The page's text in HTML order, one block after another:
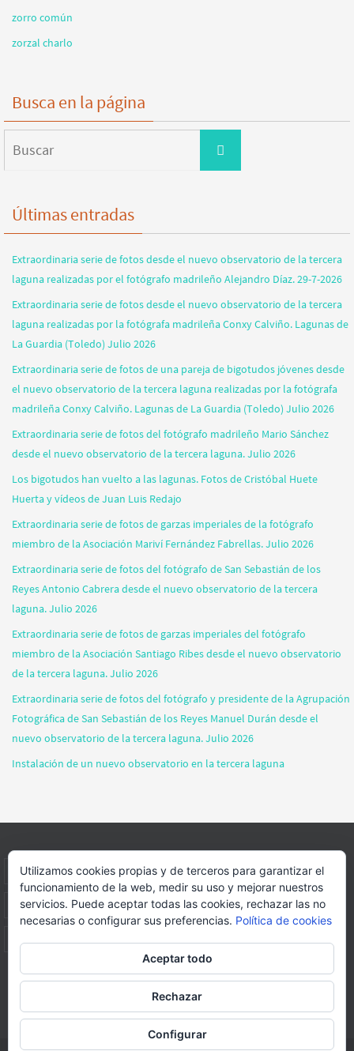
zorro común
zorzal charlo
Busca en la página
Buscar
Últimas entradas
Extraordinaria serie de fotos desde el nuevo observatorio de la tercera
laguna realizadas por el fotógrafo madrileño Alejandro Díaz. 29-7-2026
Extraordinaria serie de fotos desde el nuevo observatorio de la tercera
laguna realizadas por la fotógrafa madrileña Conxy Calviño. Lagunas de
La Guardia (Toledo) Julio 2026
Extraordinaria serie de fotos de una pareja de bigotudos jóvenes desde
el nuevo observatorio de la tercera laguna realizadas por la fotógrafa
madrileña Conxy Calviño. Lagunas de La Guardia (Toledo) Julio 2026
Extraordinaria serie de fotos del fotógrafo madrileño Mario Sánchez
desde el nuevo observatorio de la tercera laguna. Julio 2026
Los bigotudos han vuelto a las lagunas. Fotos de Cristóbal Huete
Huerta y vídeos de Juan Luis Redajo
Extraordinaria serie de fotos de garzas imperiales de la fotógrafo
miembro de la Asociación Mariví Fernández Fabrellas. Julio 2026
Extraordinaria serie de fotos del fotógrafo de San Sebastián de los
Reyes Antonio Cabrera desde el nuevo observatorio de la tercera
laguna. Julio 2026
Extraordinaria serie de fotos de garzas imperiales del fotógrafo
miembro de la Asociación Santiago Ribes desde el nuevo observatorio
de la tercera laguna. Julio 2026
Extraordinaria serie de fotos del fotógrafo y presidente de la Agrupación
Fotográfica de San Sebastián de los Reyes Manuel Durán desde el
nuevo observatorio de la tercera laguna. Julio 2026
Instalación de un nuevo observatorio en la tercera laguna
INICIO INFORMACIÓN ASOCIACION SUS HABITANTES
FOTOS VIDEOS BLOG PATROCINADORES DONACIONES
Página web realizada porFORMACION WEBS Y MULTIMEDIA
Utilizamos cookies propias y de terceros para garantizar el
funcionamiento de la web, medir su uso y mejorar nuestros
servicios. Puede aceptar todas las cookies, rechazar las no
necesarias o configurar sus preferencias. Política de cookies
Aceptar todo
Rechazar
Configurar